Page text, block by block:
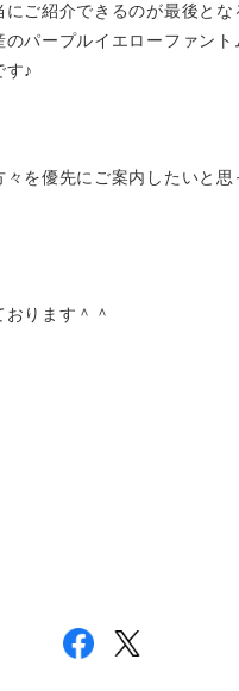
にご紹介できるのが最後とな
パープルイエローファント
す♪
を優先にご案内したいと思
ります＾＾